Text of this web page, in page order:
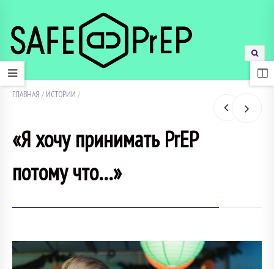
ГЛАВНАЯ / ИСТОРИИ /
«Я хочу принимать PrEP
потому что…»